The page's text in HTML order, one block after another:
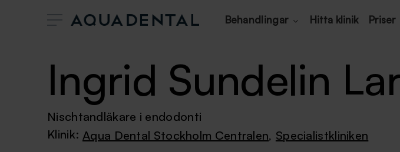
Behandlingar Hitta klinik Priser
Ingrid Sundelin
Nischtandläkare i endodonti
Klinik: Aqua Dental Stockholm Centralen, Specialistkliniken